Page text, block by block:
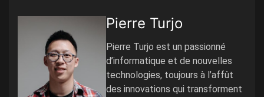
Pierre Turjo
Pierre Turjo est un passionné
d’informatique et de nouvelles
technologies, toujours à l’affût
des innovations qui transforment